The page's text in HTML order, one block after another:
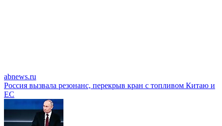
abnews.ru
Россия вызвала резонанс, перекрыв кран с топливом Китаю и
EC